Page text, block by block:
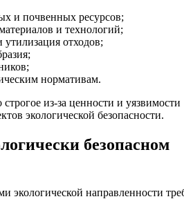
и почвенных ресурсов;
и технологий;
отходов;
нормативам.
из-за ценности и уязвимости
экологической безопасности.
безопасном
экологической направленности